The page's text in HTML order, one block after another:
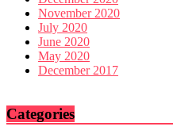
November 2020
July 2020
June 2020
May 2020
December 2017
Categories